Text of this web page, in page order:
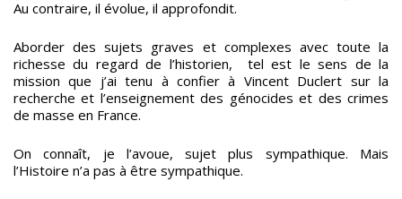
Au contraire, il évolue, il approfondit.
Aborder des sujets graves et complexes avec toute la
richesse du regard de l’historien, tel est le sens de la
mission que j’ai tenu à confier à Vincent Duclert sur la
recherche et l’enseignement des génocides et des crimes
de masse en France.
On connaît, je l’avoue, sujet plus sympathique. Mais
l’Histoire n’a pas à être sympathique.